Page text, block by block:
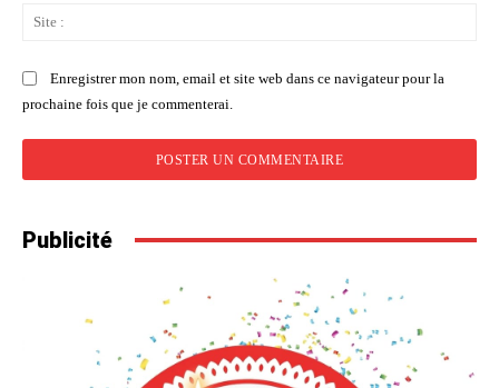
Enregistrer mon nom, email et site web dans ce navigateur pour la
prochaine fois que je commenterai.
Publicité